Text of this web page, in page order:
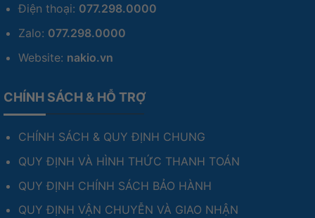
Điện thoại: 077.298.0000
Zalo: 077.298.0000
Website: nakio.vn
CHÍNH SÁCH & HỖ TRỢ
CHÍNH SÁCH & QUY ĐỊNH CHUNG
QUY ĐỊNH VÀ HÌNH THỨC THANH TOÁN
QUY ĐỊNH CHÍNH SÁCH BẢO HÀNH
QUY ĐỊNH VẬN CHUYỄN VÀ GIAO NHẬN